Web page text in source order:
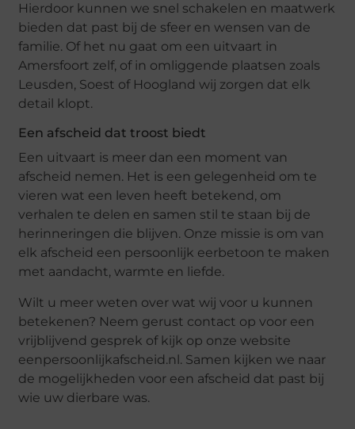
Hierdoor kunnen we snel schakelen en maatwerk
bieden dat past bij de sfeer en wensen van de
familie. Of het nu gaat om een uitvaart in
Amersfoort zelf, of in omliggende plaatsen zoals
Leusden, Soest of Hoogland wij zorgen dat elk
detail klopt.
Een afscheid dat troost biedt
Een uitvaart is meer dan een moment van
afscheid nemen. Het is een gelegenheid om te
vieren wat een leven heeft betekend, om
verhalen te delen en samen stil te staan bij de
herinneringen die blijven. Onze missie is om van
elk afscheid een persoonlijk eerbetoon te maken
met aandacht, warmte en liefde.
Wilt u meer weten over wat wij voor u kunnen
betekenen? Neem gerust contact op voor een
vrijblijvend gesprek of kijk op onze website
eenpersoonlijkafscheid.nl. Samen kijken we naar
de mogelijkheden voor een afscheid dat past bij
wie uw dierbare was.